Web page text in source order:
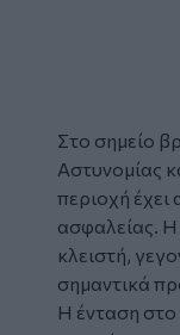
Στο σημείο
Αστυνομίας
περιοχή έχει
ασφαλείας.
κλειστή,
σημαντικά
Η ένταση στο